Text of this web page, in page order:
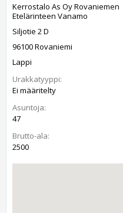
Kerrostalo As Oy Rovaniemen
Etelärinteen Vanamo
Siljotie 2 D
96100 Rovaniemi
Lappi
Urakkatyyppi:
Ei määritelty
Asuntoja:
47
Brutto-ala:
2500